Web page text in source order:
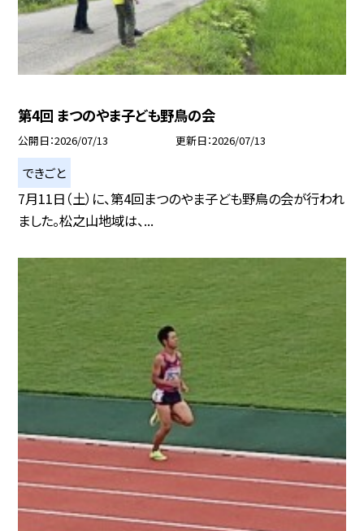
第4回 まつのやま子ども野鳥の会
公開日 2026/07/13 更新日 2026/07/13
できごと
7月11日（土）に、第4回まつのやま子ども野鳥の会が行われ
ました。松之山地域は、...